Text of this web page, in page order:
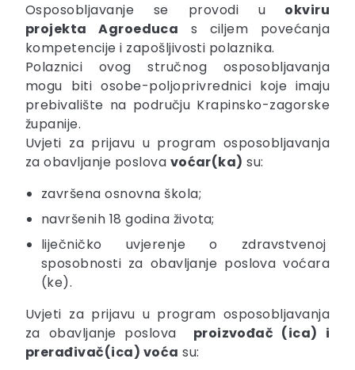
Osposobljavanje se provodi u okviru
projekta Agroeduca s ciljem povećanja
kompetencije i zapošljivosti polaznika.
Polaznici ovog stručnog osposobljavanja
mogu biti osobe-poljoprivrednici koje imaju
prebivalište na području Krapinsko-zagorske
županije.
Uvjeti za prijavu u program osposobljavanja
za obavljanje poslova voćar(ka) su:
završena osnovna škola;
navršenih 18 godina života;
liječničko uvjerenje o zdravstvenoj
sposobnosti za obavljanje poslova voćara
(ke).
Uvjeti za prijavu u program osposobljavanja
za obavljanje poslova
proizvođač (ica) i
prerađivač(ica) voća su: